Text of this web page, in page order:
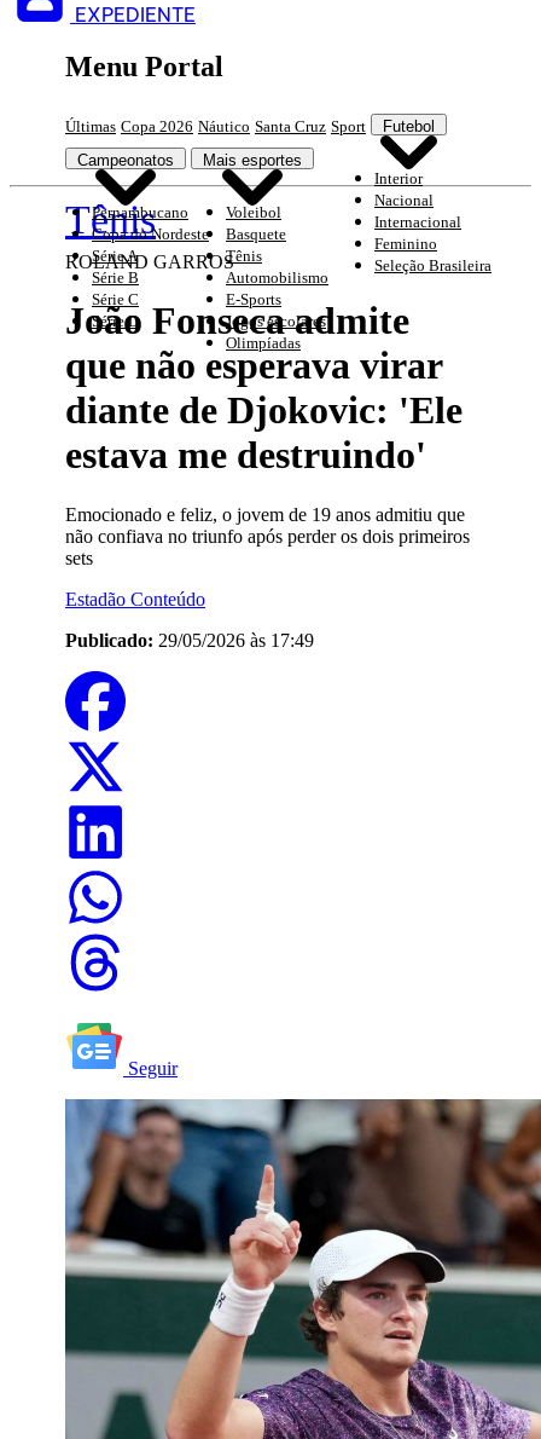
EXPEDIENTE
Menu Portal
Últimas Copa 2026 Náutico Santa Cruz Sport Futebol
Interior
Nacional
Internacional
Feminino
Seleção Brasileira
Campeonatos
Pernambucano
Copa do Nordeste
Série A
Série B
Série C
Série D
Mais esportes
Voleibol
Basquete
Tênis
Automobilismo
E-Sports
Jogos escolares
Olimpíadas
Tênis
ROLAND GARROS
João Fonseca admite
que não esperava virar
diante de Djokovic: 'Ele
estava me destruindo'
Emocionado e feliz, o jovem de 19 anos admitiu que
não confiava no triunfo após perder os dois primeiros
sets
Estadão Conteúdo
Publicado: 29/05/2026 às 17:49
Seguir